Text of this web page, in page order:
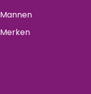
Mannen
Merken